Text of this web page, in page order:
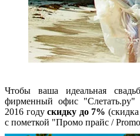
Чтобы ваша идеальная
фирменный офис
2016 годускидку до 7%
с пометкой "Промо прайс /